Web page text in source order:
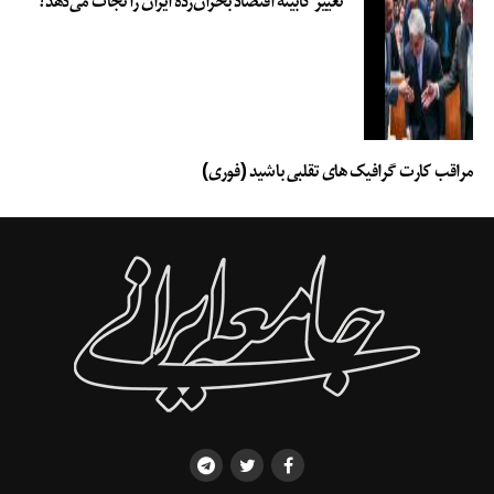
آبفای تهران بارندگی‌های اخیر
سیل در ایران
سیل سراسری در ایران
مشترکین پرمصرف
مراقب کارت گرافیک های تقلبی باشید (فوری)